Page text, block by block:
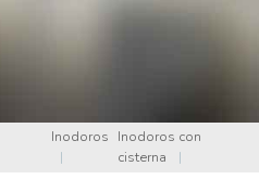
Inodoros
|
Inodoros con
cisterna
|